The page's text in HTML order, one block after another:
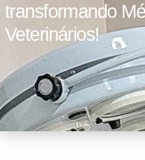
transformando
Veterinários!